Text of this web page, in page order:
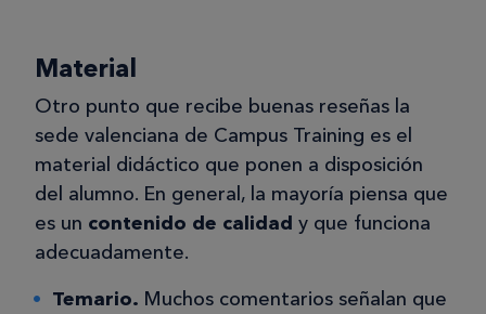
Material
Otro punto que recibe buenas reseñas la
sede valenciana de Campus Training es el
material didáctico que ponen a disposición
del alumno. En general, la mayoría piensa que
es un contenido de calidad y que funciona
adecuadamente.
Temario. Muchos comentarios señalan que